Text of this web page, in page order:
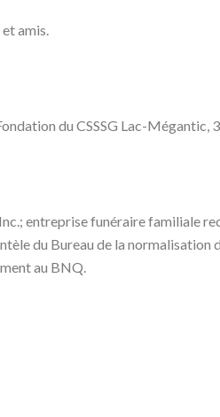
amis.
du CSSSG Lac-
entreprise funéraire familiale
du Bureau de la
au BNQ.